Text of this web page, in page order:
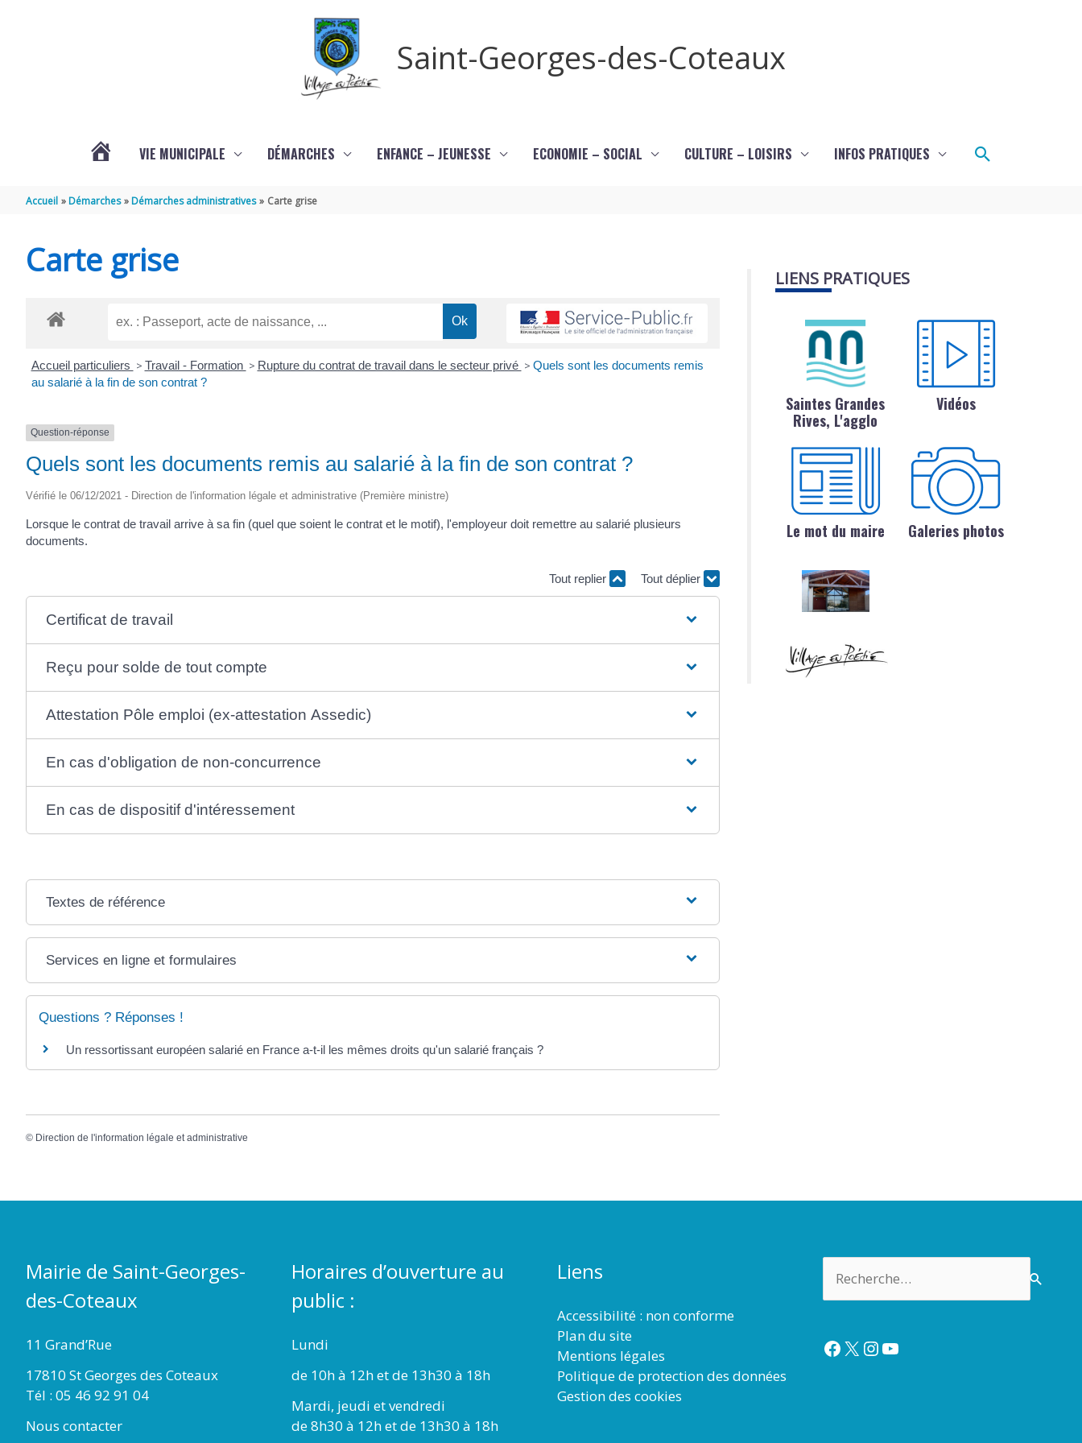
Saint-Georges-des-Coteaux
VIE MUNICIPALE DÉMARCHES ENFANCE – JEUNESSE ECONOMIE – SOCIAL CULTURE – LOISIRS INFOS PRATIQUES Rechercher
Accueil Démarches Démarches administratives Carte grise
Carte grise
Accueil particuliers > Travail - Formation > Rupture du contrat de travail dans le secteur privé > Quels sont les documents remis
au salarié à la fin de son contrat ?
Question-réponse
Quels sont les documents remis au salarié à la fin de son contrat ?
Vérifié le 06/12/2021 - Direction de l'information légale et administrative (Première ministre)
Lorsque le contrat de travail arrive à sa fin (quel que soient le contrat et le motif), l'employeur doit remettre au salarié plusieurs
documents.
Tout replier Tout déplier
Certificat de travail
Reçu pour solde de tout compte
Attestation Pôle emploi (ex-attestation Assedic)
En cas d'obligation de non-concurrence
En cas de dispositif d'intéressement
Textes de référence
Services en ligne et formulaires
Questions ? Réponses !
Un ressortissant européen salarié en France a-t-il les mêmes droits qu'un salarié français ?
© Direction de l'information légale et administrative
LIENS PRATIQUES
Saintes Grandes
Rives, L'agglo
Vidéos
Le mot du maire Galeries photos
Mairie de Saint-Georges-
des-Coteaux
11 Grand’Rue
17810 St Georges des Coteaux
Tél : 05 46 92 91 04
Nous contacter
Horaires d’ouverture au
public :
Lundi
de 10h à 12h et de 13h30 à 18h
Mardi, jeudi et vendredi
de 8h30 à 12h et de 13h30 à 18h
Liens
Accessibilité : non conforme
Plan du site
Mentions légales
Politique de protection des données
Gestion des cookies
Facebook
X Instagram
YouTube